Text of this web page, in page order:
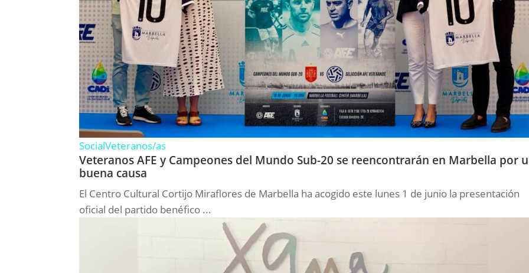
SocialVeteranos/as
Veteranos AFE y Campeones del Mundo Sub-20 se reencontrarán en Marbella por
buena causa
El Centro Cultural Cortijo Miraflores de Marbella ha acogido este lunes 1 de junio la presentación
oficial del partido benéfico ...